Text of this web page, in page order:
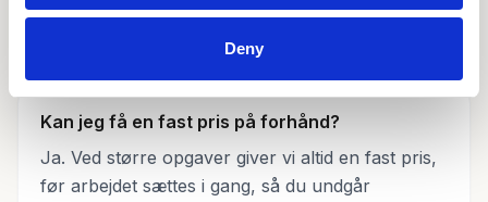
Deny
Kan jeg få en fast pris på forhånd?
Ja. Ved større opgaver giver vi altid en fast pris,
før arbejdet sættes i gang, så du undgår